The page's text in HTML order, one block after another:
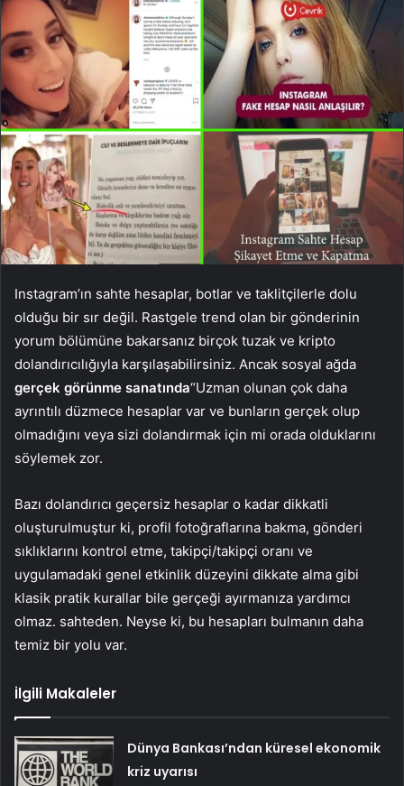
Instagram’ın sahte hesaplar, botlar ve taklitçilerle dolu
olduğu bir sır değil. Rastgele trend olan bir gönderinin
yorum bölümüne bakarsanız birçok tuzak ve kripto
dolandırıcılığıyla karşılaşabilirsiniz. Ancak sosyal ağda
gerçek görünme sanatında“Uzman olunan çok daha
ayrıntılı düzmece hesaplar var ve bunların gerçek olup
olmadığını veya sizi dolandırmak için mi orada olduklarını
söylemek zor.
Bazı dolandırıcı geçersiz hesaplar o kadar dikkatli
oluşturulmuştur ki, profil fotoğraflarına bakma, gönderi
sıklıklarını kontrol etme, takipçi/takipçi oranı ve
uygulamadaki genel etkinlik düzeyini dikkate alma gibi
klasik pratik kurallar bile gerçeği ayırmanıza yardımcı
olmaz. sahteden. Neyse ki, bu hesapları bulmanın daha
temiz bir yolu var.
İlgili Makaleler
Dünya Bankası’ndan küresel ekonomik
kriz uyarısı